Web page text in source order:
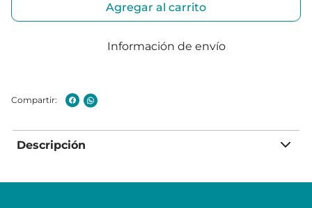
Agregar al carrito
Información de envío
Descripción